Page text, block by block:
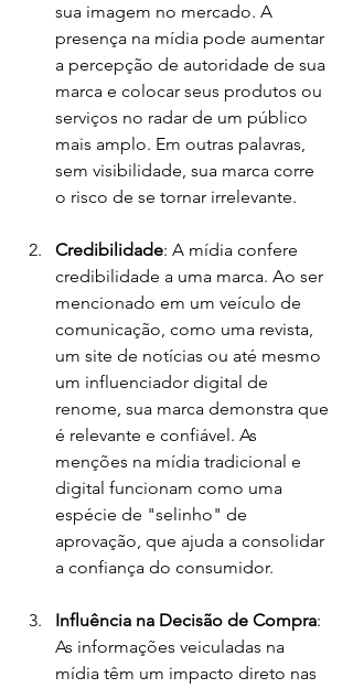
sua imagem no mercado. A
presença na mídia pode aumentar
a percepção de autoridade de sua
marca e colocar seus produtos ou
serviços no radar de um público
mais amplo. Em outras palavras,
sem visibilidade, sua marca corre
o risco de se tornar irrelevante.
Credibilidade: A mídia confere
credibilidade a uma marca. Ao ser
mencionado em um veículo de
comunicação, como uma revista,
um site de notícias ou até mesmo
um influenciador digital de
renome, sua marca demonstra que
é relevante e confiável. As
menções na mídia tradicional e
digital funcionam como uma
espécie de "selinho" de
aprovação, que ajuda a consolidar
a confiança do consumidor.
Influência na Decisão de Compra:
As informações veiculadas na
mídia têm um impacto direto nas